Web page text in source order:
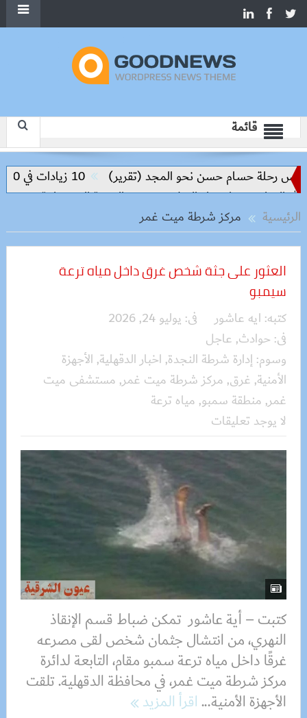
قائمة
رحلة حسام حسن نحو المجد (تقرير)
10 زيادات في 10 سنوات.. هل حان الوقت لرفع دعم البنزين نهائيا؟
مفتاح بناء السلام وتحقيق التنمية المستدامة
الرئيسية
مركز شرطة ميت غمر
العثور على جثة شخص غرق داخل مياه ترعة
سيمبو
كتبه: ايه عاشور فى: يوليو 24, 2026
فى: حوادث, عاجل
وسوم: إدارة شرطة النجدة, اخبار الدقهلية, الأجهزة
الأمنية, غرق, مركز شرطة ميت غمر, مستشفى ميت
غمر, منطقة سمبو, مياه ترعة
لا يوجد تعليقات
كتبت – أية عاشور تمكن ضباط قسم الإنقاذ
النهري، من انتشال جثمان شخص لقى مصرعه
غرقًا داخل مياه ترعة سمبو مقام، التابعة لدائرة
مركز شرطة ميت غمر، في محافظة الدقهلية. تلقت
الأجهزة الأمنية...اقرأ المزيد